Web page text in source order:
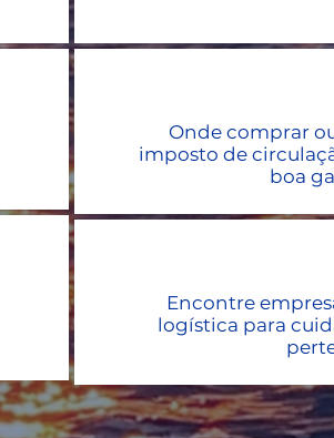
Onde comprar
imposto de
boa
Encontre
logística para